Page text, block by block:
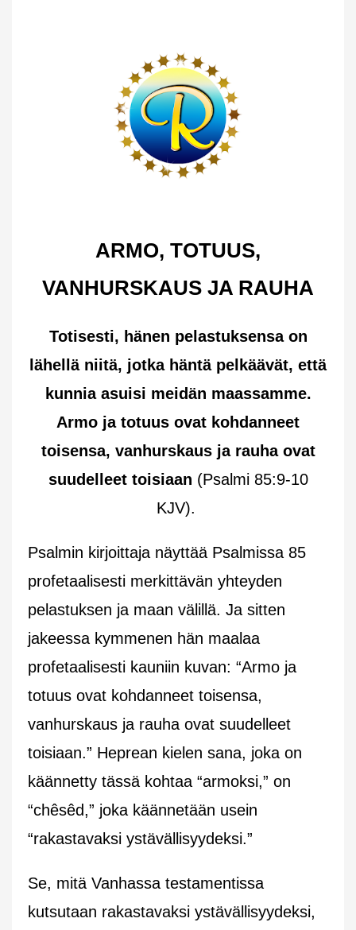
ARMO, TOTUUS,
VANHURSKAUS JA RAUHA
Totisesti, hänen pelastuksensa on
lähellä niitä, jotka häntä pelkäävät, että
kunnia asuisi meidän maassamme.
Armo ja totuus ovat kohdanneet
toisensa, vanhurskaus ja rauha ovat
suudelleet toisiaan (Psalmi 85:9-10
KJV).
Psalmin kirjoittaja näyttää Psalmissa 85
profetaalisesti merkittävän yhteyden
pelastuksen ja maan välillä. Ja sitten
jakeessa kymmenen hän maalaa
profetaalisesti kauniin kuvan: “Armo ja
totuus ovat kohdanneet toisensa,
vanhurskaus ja rauha ovat suudelleet
toisiaan.” Heprean kielen sana, joka on
käännetty tässä kohtaa “armoksi,” on
“chêsêd,” joka käännetään usein
“rakastavaksi ystävällisyydeksi.”
Se, mitä Vanhassa testamentissa
kutsutaan rakastavaksi ystävällisyydeksi,